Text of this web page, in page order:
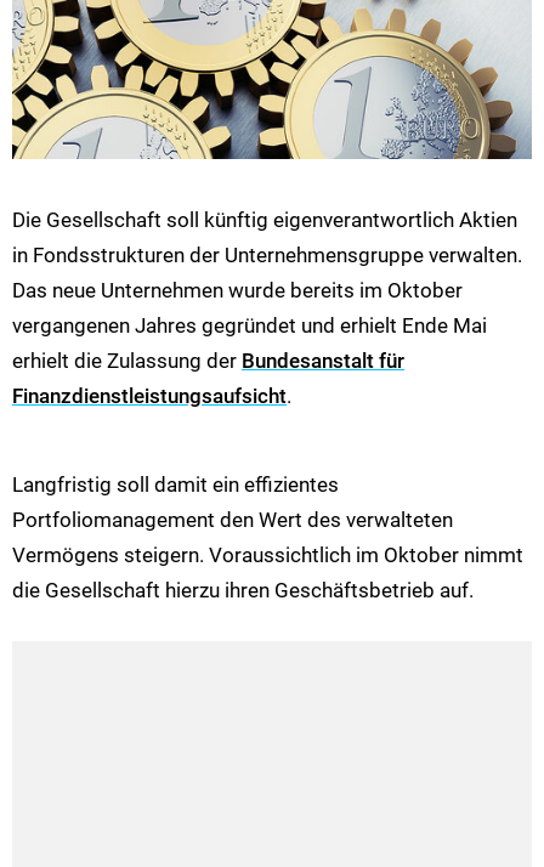
Die Gesellschaft soll künftig eigenverantwortlich Aktien
in Fondsstrukturen der Unternehmensgruppe verwalten.
Das neue Unternehmen wurde bereits im Oktober
vergangenen Jahres gegründet und erhielt Ende Mai
erhielt die Zulassung der Bundesanstalt für
Finanzdienstleistungsaufsicht.
Langfristig soll damit ein effizientes
Portfoliomanagement den Wert des verwalteten
Vermögens steigern. Voraussichtlich im Oktober nimmt
die Gesellschaft hierzu ihren Geschäftsbetrieb auf.